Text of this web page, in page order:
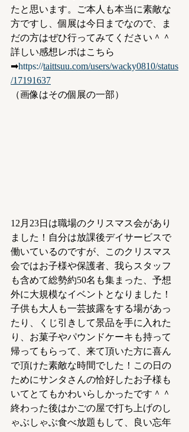
たと思います。ご本人も本当に素敵な
方ですし、個展は今日までなので、ま
だの方はぜひ行ってみてください＾＾
詳しい感想レポはこちら
➡https://taittsuu.com/users/wacky0810/status
/17191637
（画像はその個展の一部）
12月23日は職場のクリスマス会があり
ました！自分は放課後デイサービスで
働いているのですが、このクリスマス
会ではお子様や保護者、我らスタッフ
も含めて総勢約50名も集まった、予想
外に大規模なイベントとなりました！
子供も大人も一芸披露をする場があっ
たり、くじ引きして景品を手に入れた
り、お菓子やパウンドケーキも持って
帰ってもらって、来て頂いた方に喜ん
で頂けた素敵な時間でした！この日の
ためにサンタさんの恰好したお子様も
いてとてもかわいらしかったです＾＾
終わった後はかごの屋で打ち上げのし
ゃぶしゃぶ食べ放題もして、良い忘年